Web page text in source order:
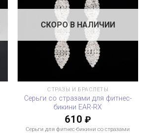
СКОРО В НАЛИЧИИ
СТРАЗЫ И БРАСЛЕТЫ
Серьги со стразами для фитнес-
бикини EAR-RX
610 ₽
Серьги для фитнес-бикини со стразами